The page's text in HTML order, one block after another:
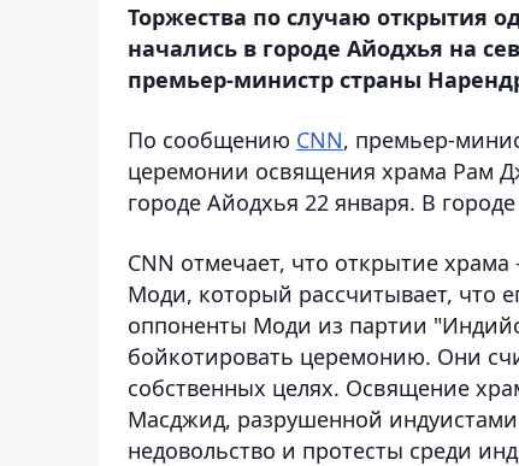
Торжества по случаю открытия
начались в городе Айодхья на
премьер-министр страны
По сообщению CNN, премьер-
церемонии освящения храма Рам
городе Айодхья 22 января. В
CNN отмечает, что открытие
Моди, который рассчитывает, что
оппоненты Моди из партии
бойкотировать церемонию. Они
собственных целях. Освящение
Масджид, разрушенной индуистами
недовольство и протесты среди